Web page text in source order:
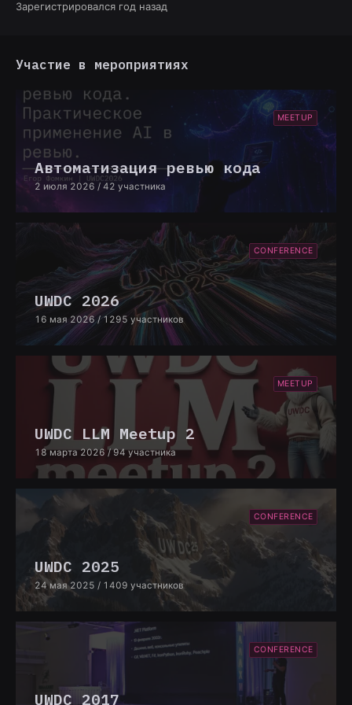
Зарегистрировался год назад
Участие в мероприятиях
MEETUP
Автоматизация ревью кода
2 июля 2026 / 42 участника
CONFERENCE
UWDC 2026
16 мая 2026 / 1295 участников
MEETUP
UWDC LLM Meetup 2
18 марта 2026 / 94 участника
CONFERENCE
UWDC 2025
24 мая 2025 / 1409 участников
CONFERENCE
UWDC 2017